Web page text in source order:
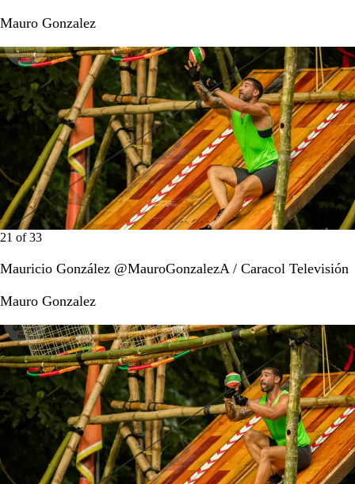
Mauro Gonzalez
21 of33
Mauricio González @MauroGonzalezA / Caracol Televisión
Mauro Gonzalez